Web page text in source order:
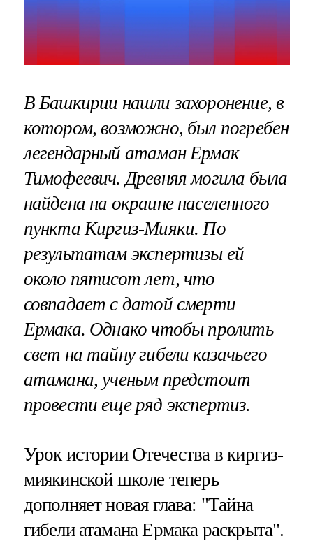
В Башкирии нашли захоронение, в
котором, возможно, был погребен
легендарный атаман Ермак
Тимофеевич. Древняя могила была
найдена на окраине населенного
пункта Киргиз-Мияки. По
результатам экспертизы ей
около пятисот лет, что
совпадает с датой смерти
Ермака. Однако чтобы пролить
свет на тайну гибели казачьего
атамана, ученым предстоит
провести еще ряд экспертиз.
Урок истории Отечества в киргиз-
миякинской школе теперь
дополняет новая глава: "Тайна
гибели атамана Ермака раскрыта".